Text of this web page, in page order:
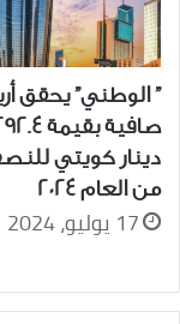
” الوطني” يحقق
دينار كويتي
من العام 2024
17 يوليو، 2024